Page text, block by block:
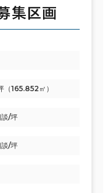
集区画
（165.852㎡）
/坪
/坪